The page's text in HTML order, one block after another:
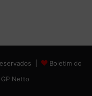
|
Boletim do
Netto